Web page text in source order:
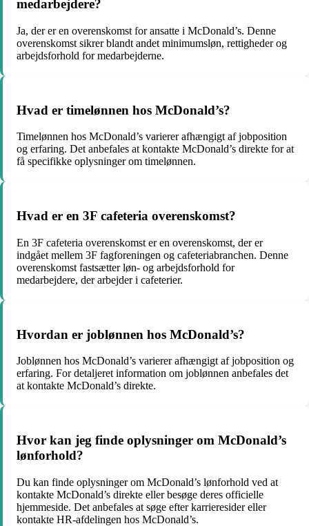
medarbejdere?
Ja, der er en overenskomst for ansatte i McDonald’s. Denne
overenskomst sikrer blandt andet minimumsløn, rettigheder og
arbejdsforhold for medarbejderne.
Hvad er timelønnen hos McDonald’s?
Timelønnen hos McDonald’s varierer afhængigt af jobposition
og erfaring. Det anbefales at kontakte McDonald’s direkte for at
få specifikke oplysninger om timelønnen.
Hvad er en 3F cafeteria overenskomst?
En 3F cafeteria overenskomst er en overenskomst, der er
indgået mellem 3F fagforeningen og cafeteriabranchen. Denne
overenskomst fastsætter løn- og arbejdsforhold for
medarbejdere, der arbejder i cafeterier.
Hvordan er joblønnen hos McDonald’s?
Joblønnen hos McDonald’s varierer afhængigt af jobposition og
erfaring. For detaljeret information om joblønnen anbefales det
at kontakte McDonald’s direkte.
Hvor kan jeg finde oplysninger om McDonald’s
lønforhold?
Du kan finde oplysninger om McDonald’s lønforhold ved at
kontakte McDonald’s direkte eller besøge deres officielle
hjemmeside. Det anbefales at søge efter karrieresider eller
kontakte HR-afdelingen hos McDonald’s.